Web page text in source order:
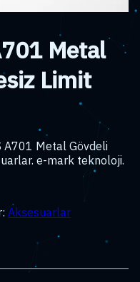
Metal
Limit
A701 Metal Gövdeli
e-mark teknoloji.
Aksesuarlar